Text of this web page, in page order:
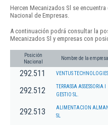
Hercen Mecanizados Sl se
Nacional de Empresas.
A continuación podrá consultar la
Mecanizados Sl y empresas con
Posición
Nacional
Nombre de la empresa
292.511 VENTUS TECHNOLOGIES
292.512
TERRASSA ASSESSORIA I
GESTIO SL.
292.513
ALIMENTACION
SL